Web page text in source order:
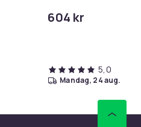
604 kr
5,0
mandag, 24 aug.